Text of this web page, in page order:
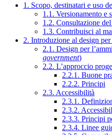
1. Scopo, destinatari e uso
1.1. Versionamento e
1.2. Consultazione
1.3. Contribuisci al
2. Introduzione al design
2.1. Design per
government)
2.2. L’approccio
2.2.1. Buone
2.2.2. Principi
2.3. Accessibilità
2.3.1.
2.3.2.
2.3.3. Principi
2.3.4. Linee